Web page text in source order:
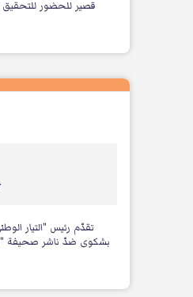
قصير للحضور
تقدّم رئيس "التيار
بشكوى ضدّ ناشر صحيفة